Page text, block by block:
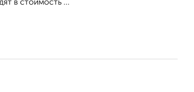
в стоимость ...